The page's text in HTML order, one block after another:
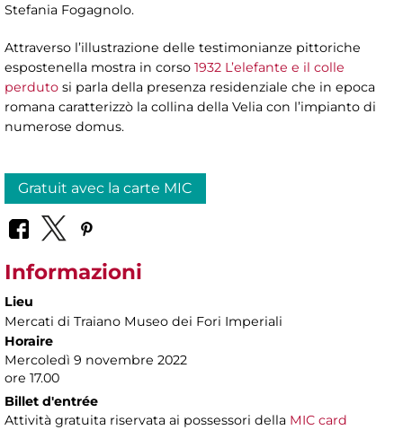
Stefania Fogagnolo.
Attraverso l’illustrazione delle testimonianze pittoriche
espostenella mostra in corso 1932 L’elefante e il colle
perduto si parla della presenza residenziale che in epoca
romana caratterizzò la collina della Velia con l’impianto di
numerose domus.
Gratuit avec la carte MIC
Informazioni
Lieu
Mercati di Traiano Museo dei Fori Imperiali
Horaire
Mercoledì 9 novembre 2022
ore 17.00
Billet d'entrée
Attività gratuita riservata ai possessori della MIC card